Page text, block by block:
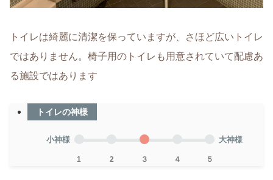
トイレは綺麗に清潔を保っていますが、さほど広いトイレ
ではありません。椅子用のトイレも用意されていて配慮あ
る施設ではあります
トイレの神様
小神様
1 2 ３ ４ ５
大神様